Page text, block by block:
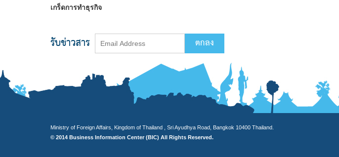
เกร็ดการทำธุรกิจ
รับข่าวสาร
Ministry of Foreign Affairs, Kingdom of Thailand , Sri Ayudhya Road, Bangkok 10400 Thailand.
© 2014 Business Information Center (BIC) All Rights Reserved.